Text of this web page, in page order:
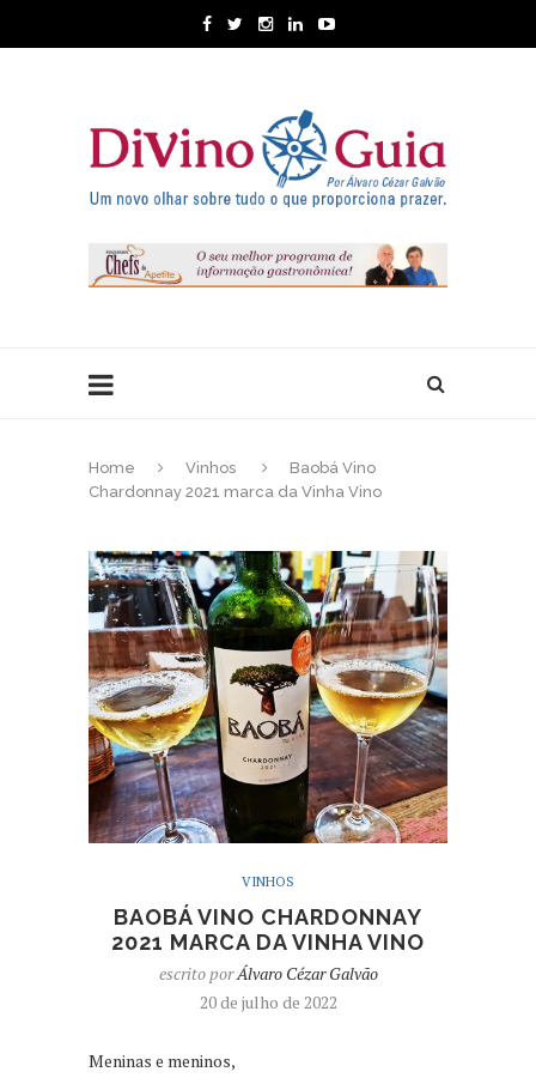
Home Vinhos
Baobá Vino
Chardonnay 2021 marca da Vinha Vino
VINHOS
BAOBÁ VINO CHARDONNAY
2021 MARCA DA VINHA VINO
escrito porÁlvaro Cézar Galvão
20 de julho de 2022
Meninas e meninos,